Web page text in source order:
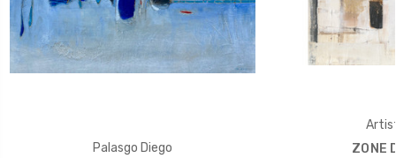
Palasgo Diego
ZONE